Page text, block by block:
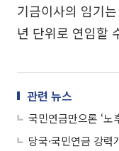
기금이사의 임기
년 단위로 연임할
관련 뉴스